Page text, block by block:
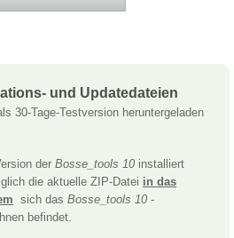
und Updatedateien
30-Tage-Testversion heruntergeladen
der Bosse_tools 10 installiert
die aktuelle ZIP-Datei in das
sich das Bosse_tools 10 -
befindet.